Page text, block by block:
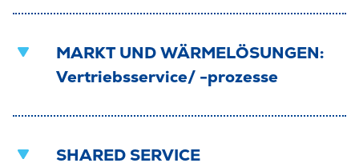
Tamara Remahne
Geschäftsführerin
Experte Unternehmensentwicklung
MARKT UND WÄRMELÖSUNGEN:
Vertriebsservice/ -prozesse
SHARED SERVICE